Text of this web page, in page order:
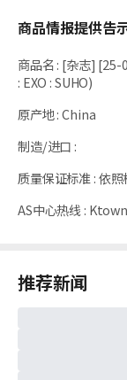
商品情报提供告
商品名: [杂志] [25-
: EXO : SUHO)
原产地:China
制造/进口 :
质量保证标准 :依照
AS中心热线 :
推荐新闻